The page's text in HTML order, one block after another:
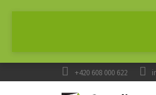
+420 608 000 622